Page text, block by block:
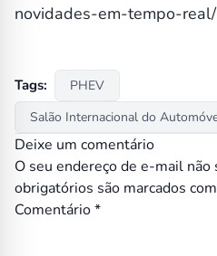
novidades-em-tempo-real/
Tags:
PHEV
Salão Internacional do
Deixe um comentário
O seu endereço de e-mail não
obrigatórios são marcados com
Comentário*